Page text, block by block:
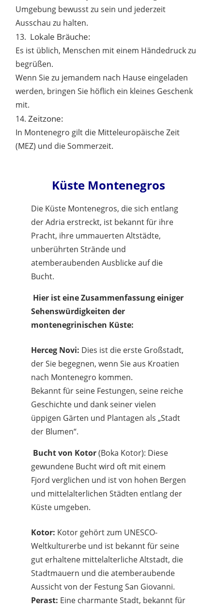
Umgebung bewusst zu sein und jederzeit
Ausschau zu halten.
13. Lokale Bräuche:
Es ist üblich, Menschen mit einem Händedruck zu
begrüßen.
Wenn Sie zu jemandem nach Hause eingeladen
werden, bringen Sie höflich ein kleines Geschenk
mit.
14. Zeitzone:
In Montenegro gilt die Mitteleuropäische Zeit
(MEZ) und die Sommerzeit.
Küste Montenegros
Die Küste Montenegros, die sich entlang
der Adria erstreckt, ist bekannt für ihre
Pracht, ihre ummauerten Altstädte,
unberührten Strände und
atemberaubenden Ausblicke auf die
Bucht.
Hier ist eine Zusammenfassung einiger
Sehenswürdigkeiten der
montenegrinischen Küste:
Herceg Novi: Dies ist die erste Großstadt,
der Sie begegnen, wenn Sie aus Kroatien
nach Montenegro kommen.
Bekannt für seine Festungen, seine reiche
Geschichte und dank seiner vielen
üppigen Gärten und Plantagen als „Stadt
der Blumen“.
Bucht von Kotor(Boka Kotor): Diese
gewundene Bucht wird oft mit einem
Fjord verglichen und ist von hohen Bergen
und mittelalterlichen Städten entlang der
Küste umgeben.
Kotor: Kotor gehört zum UNESCO-
Weltkulturerbe und ist bekannt für seine
gut erhaltene mittelalterliche Altstadt, die
Stadtmauern und die atemberaubende
Aussicht von der Festung San Giovanni.
Perast: Eine charmante Stadt, bekannt für